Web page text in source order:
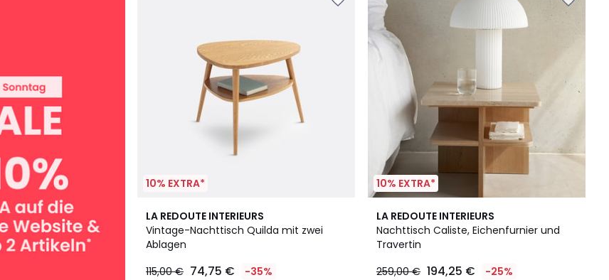
10% EXTRA*
LA REDOUTE INTERIEURS
Vintage-Nachttisch Quilda mit zwei
Ablagen
115,00 € 74,75 € -35%
4,3
/ 5
10% EXTRA*
LA REDOUTE INTERIEURS
Nachttisch Caliste, Eichenfurnier und
Travertin
259,00 € 194,25 € -25%
4
/
5